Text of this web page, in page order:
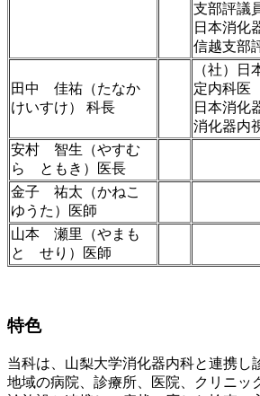
支部評議
日本消化
信越支部
田中 佳祐（たなか
けいすけ） 科長
（社）日
定内科医
日本消化
消化器内
安村 智生（やすむ
ら ともき）医長
金子 祐太（かねこ
ゆうた）医師
山本 瀬里（やまも
と せり）医師
特色
当科は、山梨大学消化器内科と連携し
地域の病院、診療所、医院、クリニッ